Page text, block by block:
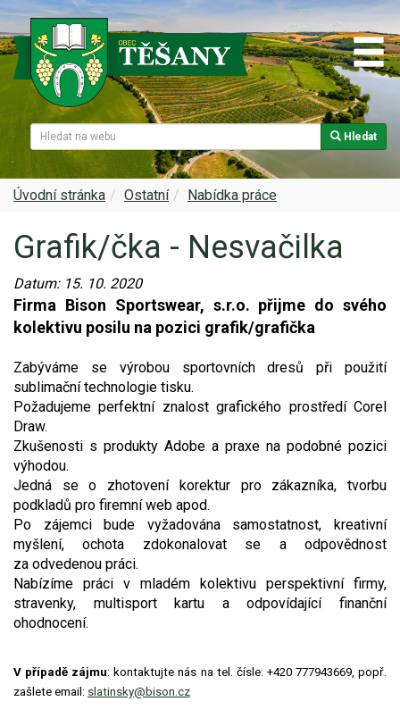
Hledat
Úvodní stránka Ostatní Nabídka práce
Grafik/čka - Nesvačilka
Datum: 15. 10. 2020
Firma Bison Sportswear, s.r.o. přijme do svého
kolektivu posilu na pozici grafik/grafička
Zabýváme se výrobou sportovních dresů při použití
sublimační technologie tisku.
Požadujeme perfektní znalost grafického prostředí Corel
Draw.
Zkušenosti s produkty Adobe a praxe na podobné pozici
výhodou.
Jedná se o zhotovení korektur pro zákazníka, tvorbu
podkladů pro firemní web apod.
Po zájemci bude vyžadována samostatnost, kreativní
myšlení, ochota zdokonalovat se a odpovědnost
za odvedenou práci.
Nabízíme práci v mladém kolektivu perspektivní firmy,
stravenky, multisport kartu a odpovídající finanční
ohodnocení.
V případě zájmu: kontaktujte nás na tel. čísle: +420 777943669, popř.
zašlete email: slatinsky@bison.cz
Naše obec
Z historie
Památky v Těšanech
Zajímavosti v obci
Znak a prapor obce
Virtuální prohlídka
Video - průlet dronem
Naše koně
Úřední deska
Samospráva
Dokumenty obce
Projekty
Matrika
Hlášení rozhlasu
Poruchy, omezení
Mapové služby
Kontakty a info
Zpravodaj
Spolky a sdružení
Kultura
Obecní knihovna
Srub
Sport
Ohlédnutí za lety 2015-2019
Okolní obce
Škola
Farnost
Služby, firmy
Zdravotní služby
Foto, video
Rezervační systém obce
Nabídka práce
Smuteční oznámení
Odkazy